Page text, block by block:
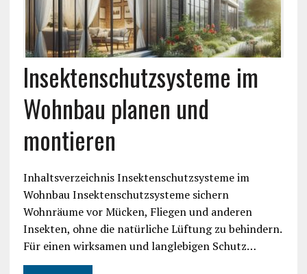
Insektenschutzsysteme im
Wohnbau planen und
montieren
Inhaltsverzeichnis Insektenschutzsysteme im
Wohnbau Insektenschutzsysteme sichern
Wohnräume vor Mücken, Fliegen und anderen
Insekten, ohne die natürliche Lüftung zu behindern.
Für einen wirksamen und langlebigen Schutz…